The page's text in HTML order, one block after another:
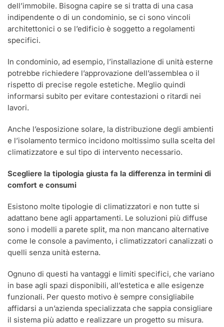
dell’immobile. Bisogna capire se si tratta di una casa
indipendente o di un condominio, se ci sono vincoli
architettonici o se l’edificio è soggetto a regolamenti
specifici.
In condominio, ad esempio, l’installazione di unità esterne
potrebbe richiedere l’approvazione dell’assemblea o il
rispetto di precise regole estetiche. Meglio quindi
informarsi subito per evitare contestazioni o ritardi nei
lavori.
Anche l’esposizione solare, la distribuzione degli ambienti
e l’isolamento termico incidono moltissimo sulla scelta del
climatizzatore e sul tipo di intervento necessario.
Scegliere la tipologia giusta fa la differenza in termini di
comfort e consumi
Esistono molte tipologie di climatizzatori e non tutte si
adattano bene agli appartamenti. Le soluzioni più diffuse
sono i modelli a parete split, ma non mancano alternative
come le console a pavimento, i climatizzatori canalizzati o
quelli senza unità esterna.
Ognuno di questi ha vantaggi e limiti specifici, che variano
in base agli spazi disponibili, all’estetica e alle esigenze
funzionali. Per questo motivo è sempre consigliabile
affidarsi a un’azienda specializzata che sappia consigliare
il sistema più adatto e realizzare un progetto su misura.